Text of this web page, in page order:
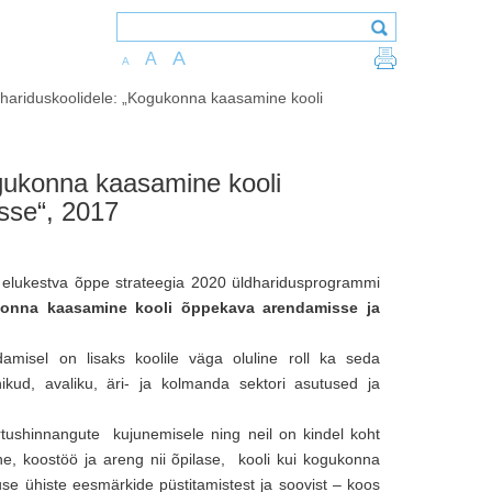
A A A
„Kogukonna kaasamine kooli
kaasamine kooli
2017
õppe strateegia 2020 üldharidusprogrammi
kaasamine kooli õppekava arendamisse ja
on lisaks koolile väga oluline roll ka seda
avaliku, äri- ja kolmanda sektori asutused ja
kujunemisele ning neil on kindel koht
koostöö ja areng nii õpilase, kooli kui kogukonna
ühiste eesmärkide püstitamistest ja soovist – koos